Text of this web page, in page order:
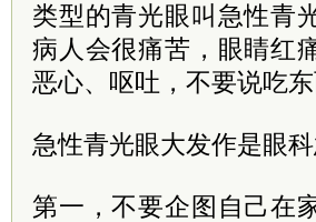
类型的青光眼叫急性青
病人会很痛苦，眼睛红
恶心、呕吐，不要说吃
急性青光眼大发作是眼
第一，不要企图自己在